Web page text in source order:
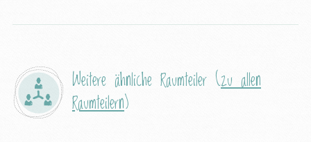
Weitere ähnliche Raumteiler (zu allen
Raumteilern)